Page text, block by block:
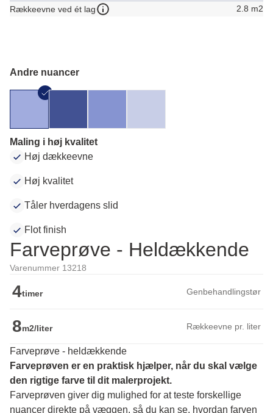
Rækkeevne ved ét lag
2.8 m2
Andre nuancer
Maling i høj kvalitet
Høj dækkeevne
Høj kvalitet
Tåler hverdagens slid
Flot finish
Farveprøve - Heldækkende
Varenummer 13218
4timer Genbehandlingstør
8m2/liter Rækkeevne pr. liter
Farveprøve - heldækkende
Farveprøven er en praktisk hjælper, når du skal vælge
den rigtige farve til dit malerprojekt.
Farveprøven giver dig mulighed for at teste forskellige
nuancer direkte på væggen, så du kan se, hvordan farven